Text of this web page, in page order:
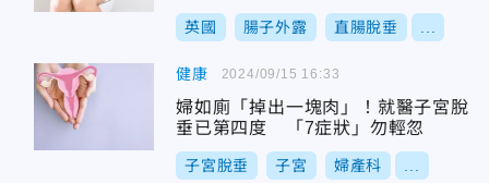
垂」惹禍
英國 腸子外露 直腸脫垂
健康
婦如廁「掉出一塊肉」！就醫子宮脫
垂已第四度 「7症狀」勿輕忽
子宮脫垂 子宮 婦產科
2024/09/15 16:33